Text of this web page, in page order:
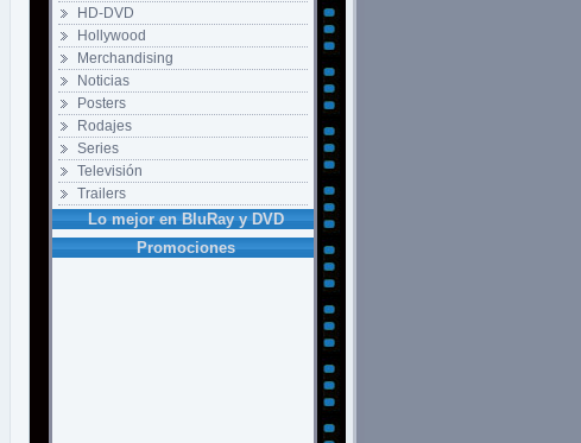
HD-DVD
Hollywood
Merchandising
Noticias
Posters
Rodajes
Series
Televisión
Trailers
Lo mejor en BluRay y DVD
Promociones